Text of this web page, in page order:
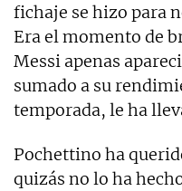
fichaje se hizo para
Era el momento de
Messi apenas
sumado a su
temporada, le ha
Pochettino ha
quizás no lo ha